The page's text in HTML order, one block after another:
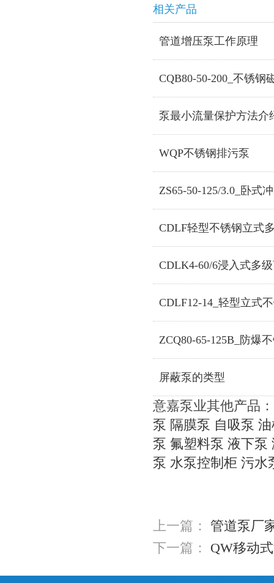
相关产品
管道增压泵工作原理
CQB80-50-200_不锈钢
泵最小流量保护方法介
WQP不锈钢排污泵
ZS65-50-125/3.0_卧式
CDLF轻型不锈钢立式
CDLK4-60/6浸入式多
CDLF12-14_轻型立式
ZCQ80-65-125B_防爆
屏蔽泵的类型
意嘉泵业其他产品：
泵 隔膜泵 自吸泵
泵 氟塑料泵 液下泵
泵 水泵控制柜 污水
上一篇： 管道泵厂
下一篇： QW移动